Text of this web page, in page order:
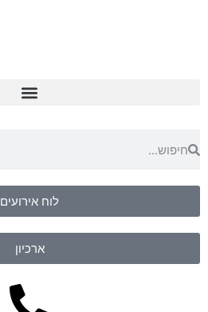
לוח אירועים
ארכיון